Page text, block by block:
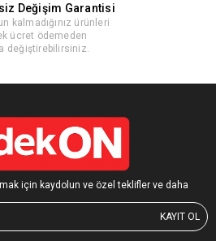
Değişim Garantisi
kalmadığınız ürünleri
ücret ödemeden
değiştirebilirsiniz.
için kaydolun ve özel teklifler ve daha
KAYIT OL